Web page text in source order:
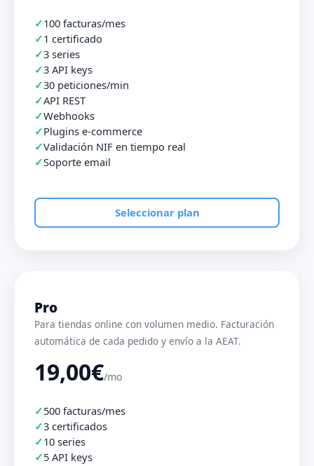
100 facturas/mes
1 certificado
3 series
3 API keys
30 peticiones/min
API REST
Webhooks
Plugins e-commerce
Validación NIF en tiempo real
Soporte email
Seleccionar plan
Pro
Para tiendas online con volumen medio. Facturación
automática de cada pedido y envío a la AEAT.
19,00€/mo
500 facturas/mes
3 certificados
10 series
5 API keys